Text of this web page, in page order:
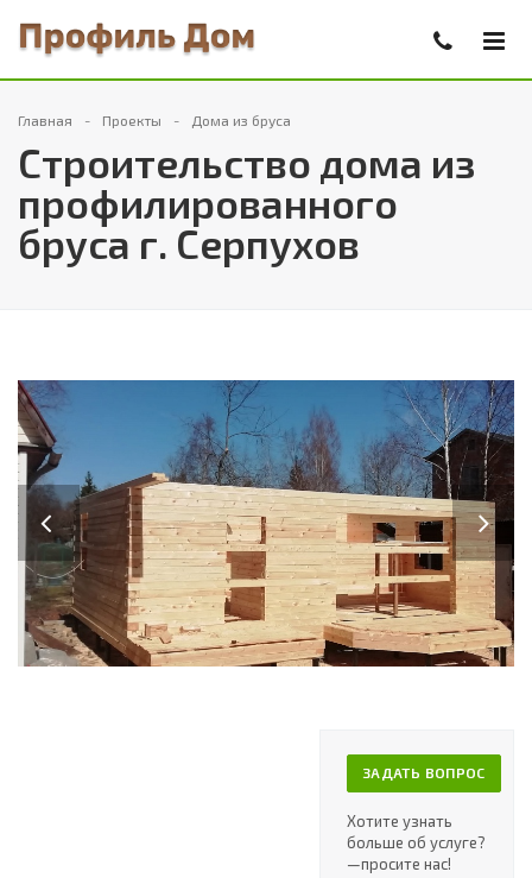
Главная Проекты Дома из бруса
Строительство дома из
профилированного
бруса г. Серпухов
Previous Next
ЗАДАТЬ ВОПРОС
Хотите узнать
больше об услуге?
—просите нас!